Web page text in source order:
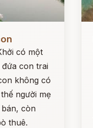
có một
đứa con trai
không có
người mẹ
còn
thuê.